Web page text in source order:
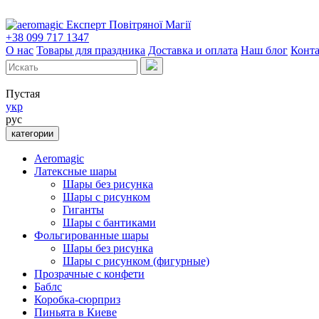
Експерт Повітряної Магії
+38 099 717 1347
О нас Товары для праздника Доставка и оплата Наш блог
Пустая
укр
рус
категории
Aeromagic
Латексные шары
Шары без рисунка
Шары с рисунком
Гиганты
Шары с бантиками
Фольгированные шары
Шары без рисунка
Шары с рисунком (фигурные)
Прозрачные с конфети
Баблс
Коробка-сюрприз
Пиньята в Киеве